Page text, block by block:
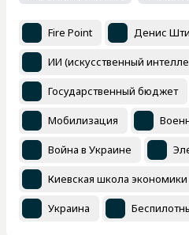
Fire Point Денис
ИИ (искусственный
Государственный бюджет
Мобилизация
Война в Украине
Киевская школа экономики
Украина